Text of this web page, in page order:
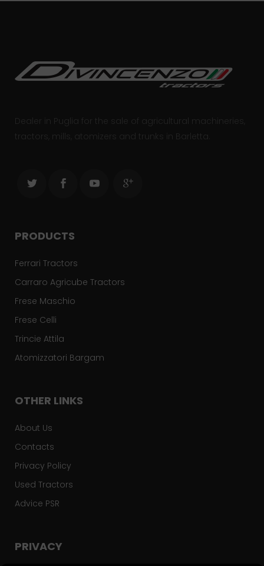
Dealer in Puglia for the sale of agricultural machineries,
tractors, mills, atomizers and trunks in Barletta.
PRODUCTS
Ferrari Tractors
Carraro Agricube Tractors
Frese Maschio
Frese Celli
Trincie Attila
Atomizzatori Bargam
OTHER LINKS
About Us
Contacts
Privacy Policy
Used Tractors
Advice PSR
PRIVACY